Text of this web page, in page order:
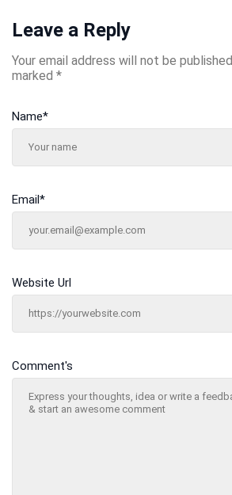
Leave a Reply
Your email address will not be
marked *
Comment's
Name*
Email*
Website Url